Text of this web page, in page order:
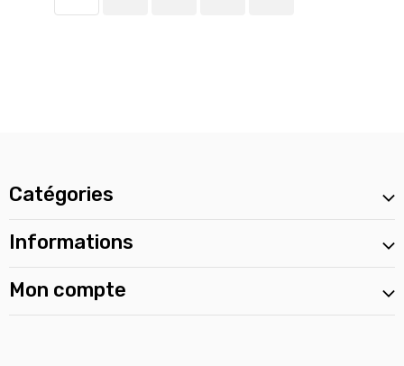
Catégories
Informations
Mon compte